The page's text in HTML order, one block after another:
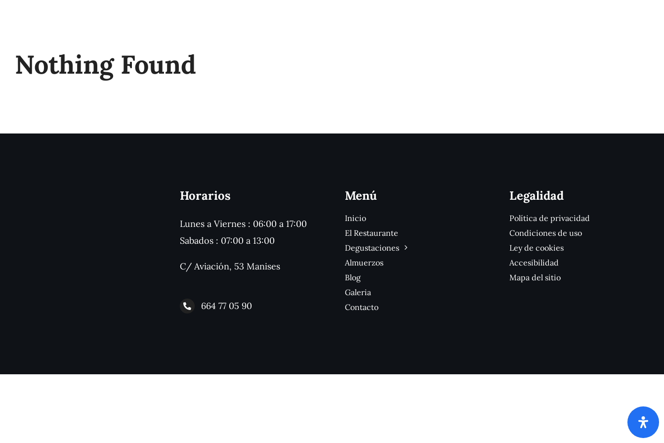
Nothing Found
Horarios
Lunes a Viernes : 06:00 a 17:00
Sabados : 07:00 a 13:00
C/ Aviación, 53 Manises
664 77 05 90
Menú
Inicio
El Restaurante
Degustaciones
Almuerzos
Blog
Galeria
Contacto
Legalidad
Política de privacidad
Condiciones de uso
Ley de cookies
Accesibilidad
Mapa del sitio